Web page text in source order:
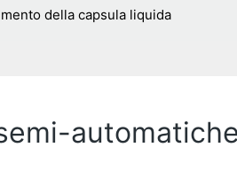
della capsula liquida